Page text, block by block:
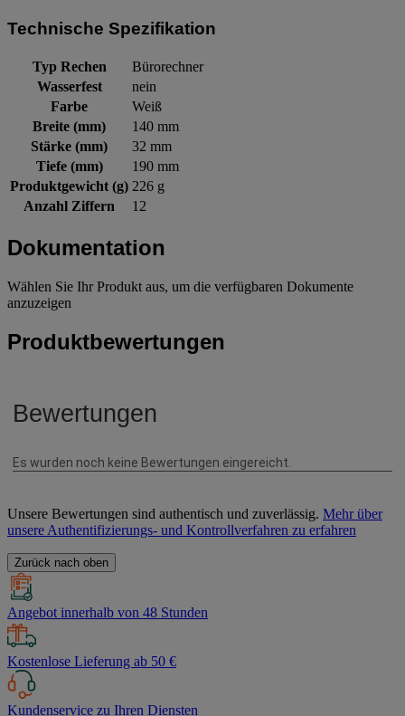
Technische Spezifikation
Typ Rechen
Bürorechner
Wasserfest
nein
Farbe
Weiß
Breite (mm)
140 mm
Stärke (mm)
32 mm
Tiefe (mm)
190 mm
Produktgewicht (g) 226 g
Anzahl Ziffern
12
Dokumentation
Wählen Sie Ihr Produkt aus, um die verfügbaren Dokumente
anzuzeigen
Produktbewertungen
Unsere Bewertungen sind authentisch und zuverlässig. Mehr über
unsere Authentifizierungs- und Kontrollverfahren zu erfahren
Zurück nach oben
Angebot innerhalb von 48 Stunden
Kostenlose Lieferung ab 50 €
Kundenservice zu Ihren Diensten